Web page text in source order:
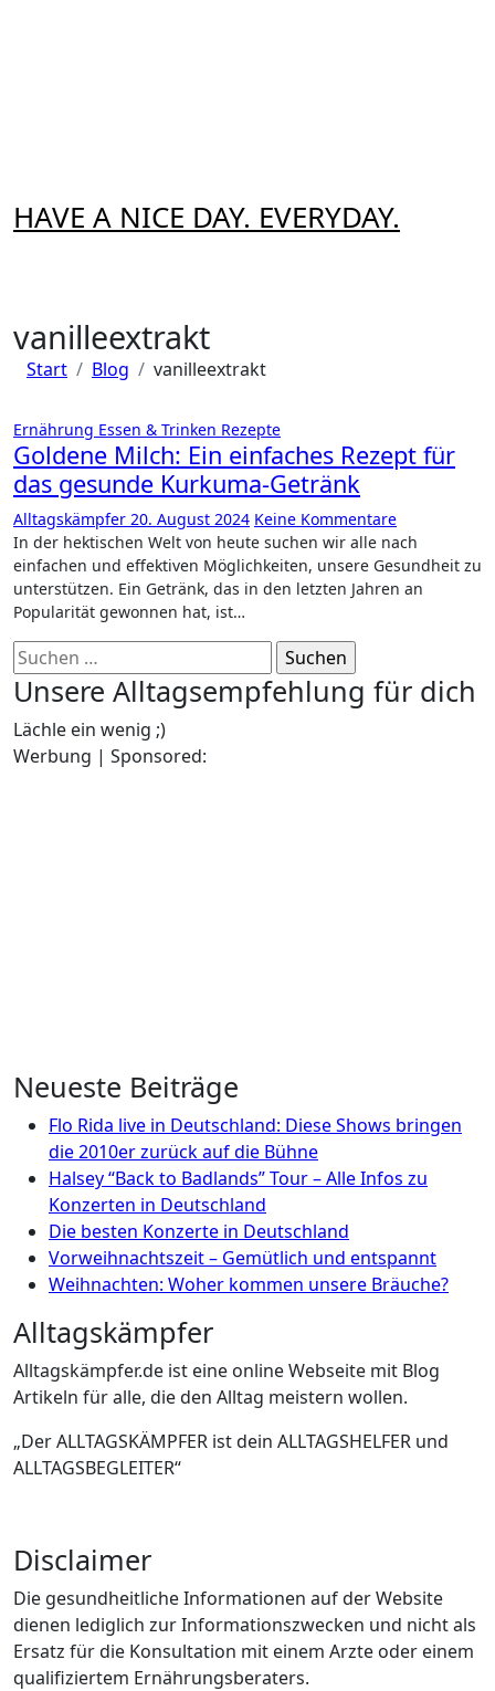
HAVE A NICE DAY. EVERYDAY.
vanilleextrakt
Start Blog vanilleextrakt
Ernährung Essen & Trinken Rezepte
Goldene Milch: Ein einfaches Rezept für
das gesunde Kurkuma-Getränk
Alltagskämpfer 20. August 2024 Keine Kommentare
In der hektischen Welt von heute suchen wir alle nach
einfachen und effektiven Möglichkeiten, unsere Gesundheit zu
unterstützen. Ein Getränk, das in den letzten Jahren an
Popularität gewonnen hat, ist…
Suchen
nach:
Unsere Alltagsempfehlung für dich
Lächle ein wenig ;)
Werbung | Sponsored:
Neueste Beiträge
Flo Rida live in Deutschland: Diese Shows bringen
die 2010er zurück auf die Bühne
Halsey “Back to Badlands” Tour – Alle Infos zu
Konzerten in Deutschland
Die besten Konzerte in Deutschland
Vorweihnachtszeit – Gemütlich und entspannt
Weihnachten: Woher kommen unsere Bräuche?
Alltagskämpfer
Alltagskämpfer.de ist eine online Webseite mit Blog
Artikeln für alle, die den Alltag meistern wollen.
„Der ALLTAGSKÄMPFER ist dein ALLTAGSHELFER und
ALLTAGSBEGLEITER“
Disclaimer
Die gesundheitliche Informationen auf der Website
dienen lediglich zur Informationszwecken und nicht als
Ersatz für die Konsultation mit einem Arzte oder einem
qualifiziertem Ernährungsberaters.